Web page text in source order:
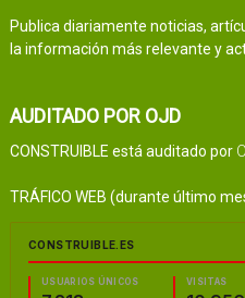
Publica diariamente noticias,
la información más relevante y
AUDITADO POR OJD
CONSTRUIBLE está auditado por
TRÁFICO WEB (durante último